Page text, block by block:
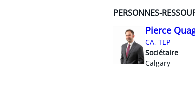
PERSONNES-
Pierce
CA, TEP
Sociétaire
Calgary